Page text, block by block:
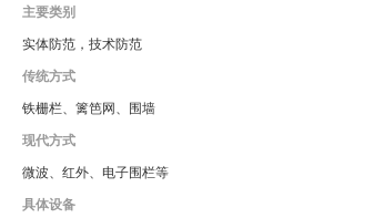
主要类别
实体防范，技术防范
传统方式
铁栅栏、篱笆网、围墙
现代方式
微波、红外、电子围栏等
具体设备